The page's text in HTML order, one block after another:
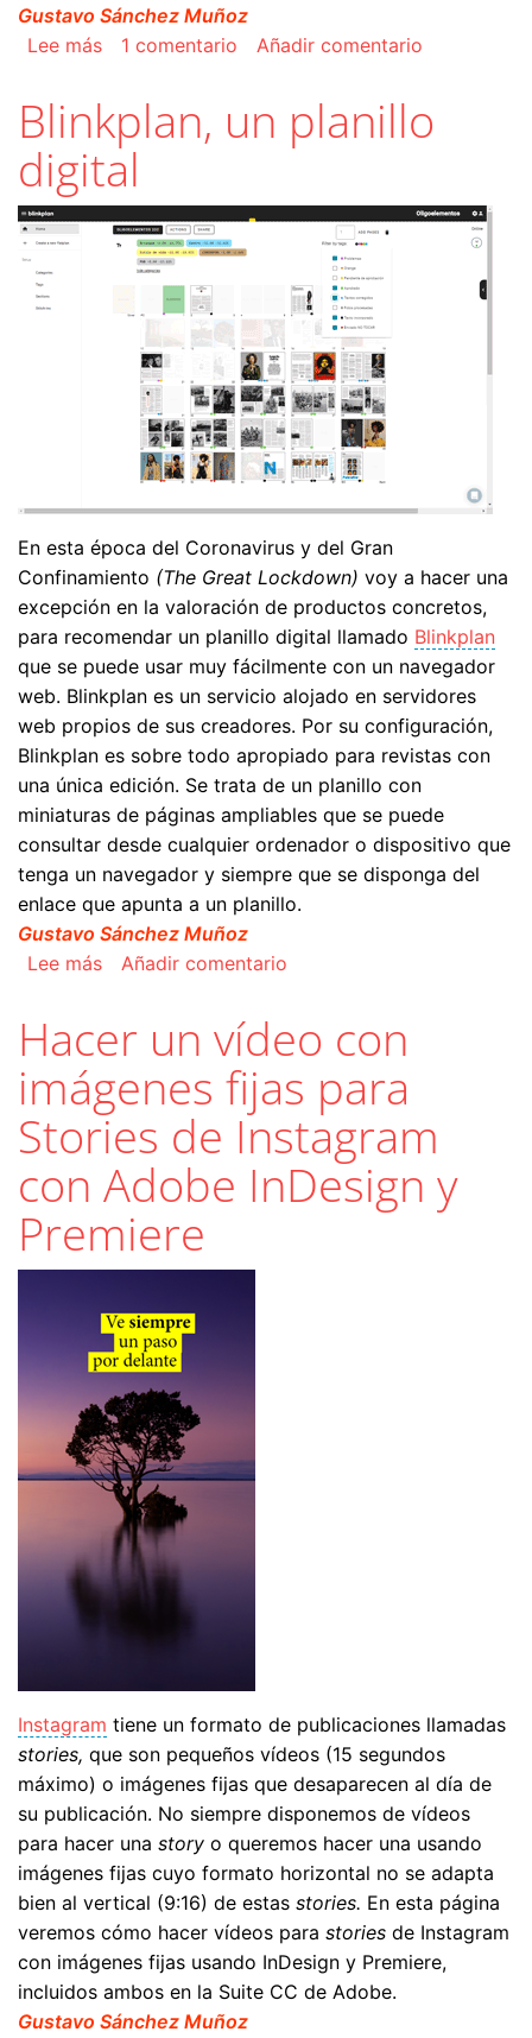
Gustavo Sánchez Muñoz
Lee mássobre Cómo colocar o abrir un PDF en Adobe
1 comentario Añadir comentario
Blinkplan, un planillo
digital
En esta época del Coronavirus y del Gran
Confinamiento (The Great Lockdown) voy a hacer una
excepción en la valoración de productos concretos,
para recomendar un planillo digital llamado Blinkplan
que se puede usar muy fácilmente con un navegador
web. Blinkplan es un servicio alojado en servidores
web propios de sus creadores. Por su configuración,
Blinkplan es sobre todo apropiado para revistas con
una única edición. Se trata de un planillo con
miniaturas de páginas ampliables que se puede
consultar desde cualquier ordenador o dispositivo que
tenga un navegador y siempre que se disponga del
enlace que apunta a un planillo.
Gustavo Sánchez Muñoz
Lee mássobre Blinkplan, un planillo digital
Añadir comentario
Hacer un vídeo con
imágenes fijas para
Stories de Instagram
con Adobe InDesign y
Premiere
Instagram tiene un formato de publicaciones llamadas
stories, que son pequeños vídeos (15 segundos
máximo) o imágenes fijas que desaparecen al día de
su publicación. No siempre disponemos de vídeos
para hacer una story o queremos hacer una usando
imágenes fijas cuyo formato horizontal no se adapta
bien al vertical (9:16) de estas stories. En esta página
veremos cómo hacer vídeos para stories de Instagram
con imágenes fijas usando InDesign y Premiere,
incluidos ambos en la Suite CC de Adobe.
Gustavo Sánchez Muñoz